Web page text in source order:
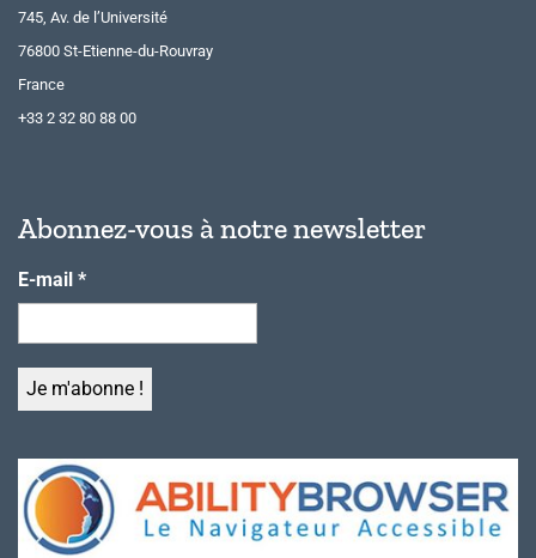
745, Av. de l’Université
76800 St-Etienne-du-Rouvray
France
+33 2 32 80 88 00
Abonnez-vous à notre newsletter
E-mail *